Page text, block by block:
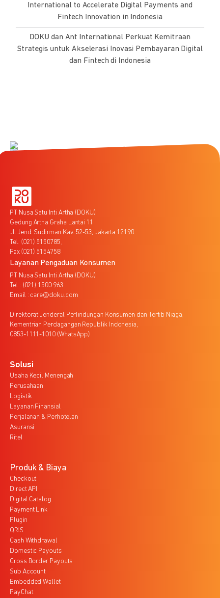
International to Accelerate Digital Payments and
Fintech Innovation in Indonesia
DOKU dan Ant International Perkuat Kemitraan
Strategis untuk Akselerasi Inovasi Pembayaran Digital
dan Fintech di Indonesia
PT Nusa Satu Inti Artha (DOKU)
Gedung Artha Graha Lantai 11
Jl. Jend. Sudirman Kav. 52-53, Jakarta 12190
Tel. (021) 5150785,
Fax (021) 5154758
Layanan Pengaduan Konsumen
PT Nusa Satu Inti Artha (DOKU)
Tel : (021) 1500 963
Email : care@doku.com
Direktorat Jenderal Perlindungan Konsumen dan Tertib Niaga,
Kementrian Perdagangan Republik Indonesia,
0853-1111-1010 (WhatsApp)
Solusi
Usaha Kecil Menengah
Perusahaan
Logistik
Layanan Finansial
Perjalanan & Perhotelan
Asuransi
Ritel
Produk & Biaya
Checkout
Direct API
Digital Catalog
Payment Link
Plugin
QRIS
Cash Withdrawal
Domestic Payouts
Cross Border Payouts
Sub Account
Embedded Wallet
PayChat